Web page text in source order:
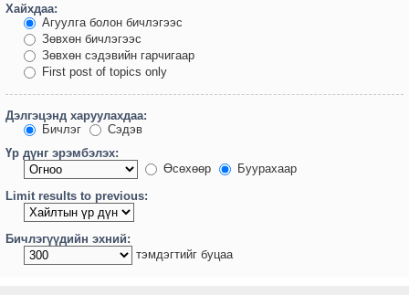
Хайхдаа:
Агуулга болон бичлэгээс
Зөвхөн бичлэгээс
Зөвхөн сэдэвийн гарчигаар
First post of topics only
Дэлгэцэнд харуулахдаа:
Бичлэг
Сэдэв
Үр дүнг эрэмбэлэх:
Өсөхөөр
Буурахаар
Limit results to previous:
Бичлэгүүдийн эхний:
тэмдэгтийг буцаа